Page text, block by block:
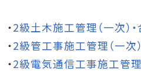
・2級土木施工管理（一次）
・2級管工事施工管理（一次
・2級電気通信工事施工管理